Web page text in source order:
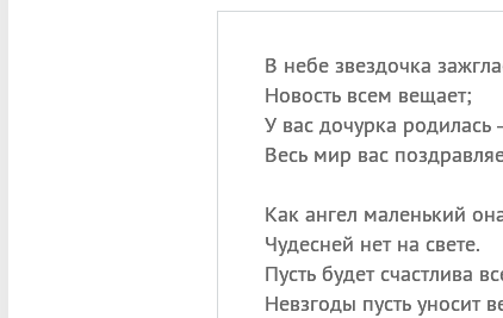
В небе звездочка
Новость всем вещает;
У вас дочурка
Весь мир вас
Как ангел маленький
Чудесней нет на свете.
Пусть будет счастлива
Невзгоды пусть уносит